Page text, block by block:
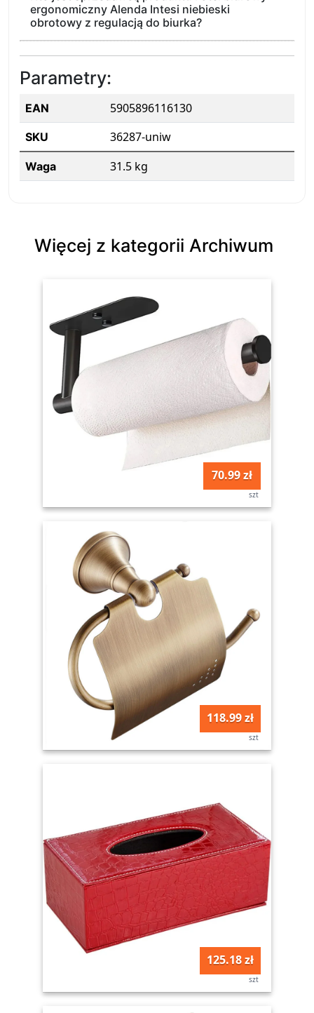
ergonomiczny Alenda Intesi niebieski
obrotowy z regulacją do biurka?
Parametry:
EAN 5905896116130
SKU 36287-uniw
Waga 31.5 kg
Więcej z kategorii Archiwum
70.99 zł
szt
118.99 zł
szt
125.18 zł
szt